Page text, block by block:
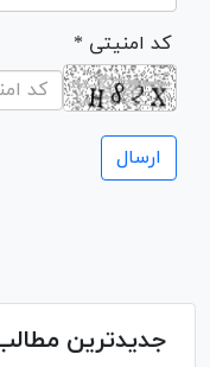
* کد امنیتی
جدیدترین